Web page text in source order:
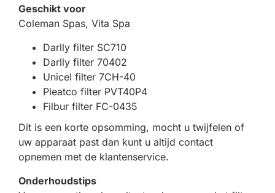
Geschikt voor
Coleman Spas, Vita Spa
Darlly filter SC710
Darlly filter 70402
Unicel filter 7CH-40
Pleatco filter PVT40P4
Filbur filter FC-0435
Dit is een korte opsomming, mocht u twijfelen of
uw apparaat past dan kunt u altijd contact
opnemen met de klantenservice.
Onderhoudstips